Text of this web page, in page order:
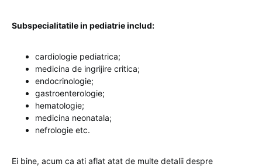
Subspecialitatile in pediatrie includ:
cardiologie pediatrica;
medicina de ingrijire critica;
endocrinologie;
gastroenterologie;
hematologie;
medicina neonatala;
nefrologie etc.
Ei bine, acum ca ati aflat atat de multe detalii despre